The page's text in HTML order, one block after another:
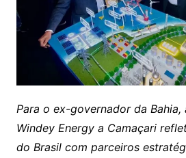
Para o ex-governador da Bahia,
Windey Energy a Camaçari
do Brasil com parceiros